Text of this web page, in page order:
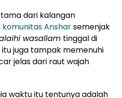
dari kalangan
komunitas Ansharsemenjak
wasallam tinggal di
juga tampak memenuhi
jelas dari raut wajah
waktu itu tentunya adalah